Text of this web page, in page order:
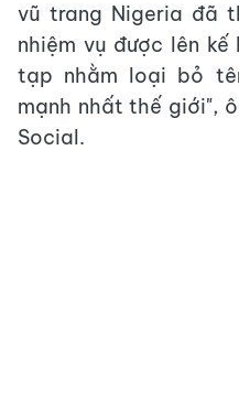
vũ trang Nigeria đã
nhiệm vụ được lên
tạp nhằm loại bỏ
mạnh nhất thế giới",
Social.